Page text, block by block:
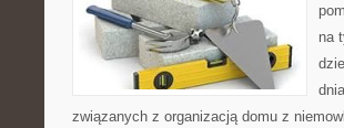
na
związanych z organizacją domu z